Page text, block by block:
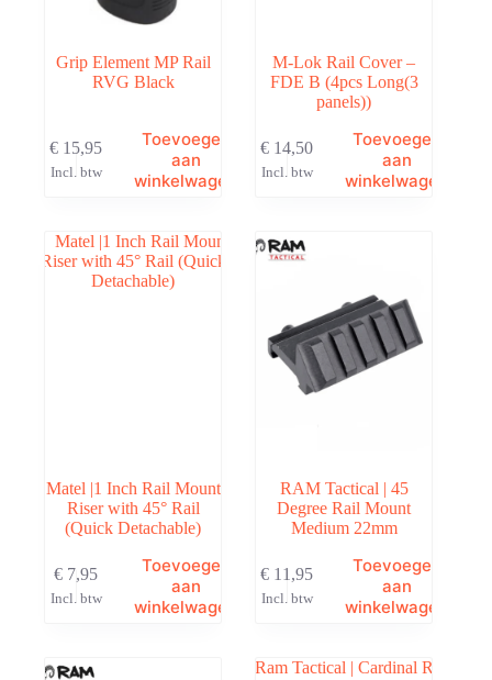
Grip Element MP Rail
RVG Black
€ 15,95
Incl. btw
Toevoegen
aan
winkelwagen
M-Lok Rail Cover –
FDE B (4pcs Long(3
panels))
€ 14,50
Incl. btw
Toevoegen
aan
winkelwagen
Matel |1 Inch Rail Mount
Riser with 45° Rail
(Quick Detachable)
€ 7,95
Incl. btw
Toevoegen
aan
winkelwagen
RAM Tactical | 45
Degree Rail Mount
Medium 22mm
€ 11,95
Incl. btw
Toevoegen
aan
winkelwagen